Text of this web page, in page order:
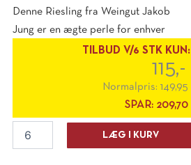
Denne Riesling fra Weingut Jakob
Jung er en ægte perle for enhver
vinelsker, der sætter pris [...]
TILBUD V/6 STK KUN:
115,-
Normalpris: 149,95
SPAR: 209,70
Jakob
LÆG I KURV